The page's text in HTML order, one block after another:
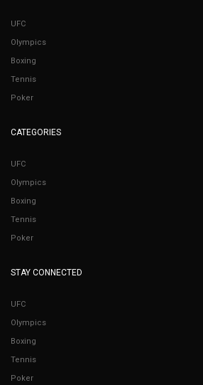
UFC
Olympics
Boxing
Tennis
Poker
CATEGORIES
UFC
Olympics
Boxing
Tennis
Poker
STAY CONNECTED
UFC
Olympics
Boxing
Tennis
Poker